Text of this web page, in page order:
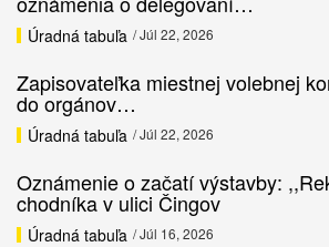
Úradná tabuľa / Júl 22, 2026
Zapisovateľka miestnej volebnej
do orgánov…
Úradná tabuľa / Júl 22, 2026
Oznámenie o začatí výstavby:
chodníka v ulici Čingov
Úradná tabuľa / Júl 16, 2026